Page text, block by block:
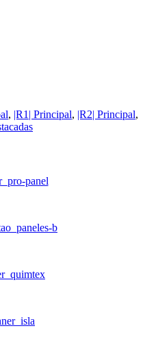
, |R1| Principal, |R2| Principal,